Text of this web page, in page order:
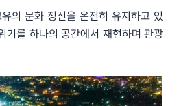
의 문화 정신을 온전히 유지하고 있
기를 하나의 공간에서 재현하며 관광